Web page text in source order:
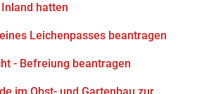
hatten
Leichenpasses beantragen
- Befreiung beantragen